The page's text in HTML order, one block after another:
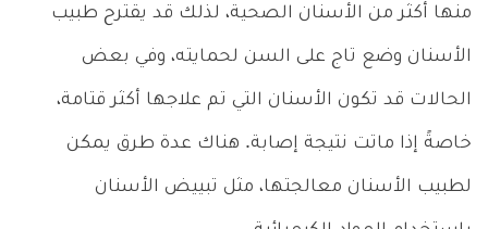
منها أكثر من الأسنان الصحية، لذلك قد يقترح طبيب
الأسنان وضع تاج على السن لحمايته، وفي بعض
الحالات قد تكون الأسنان التي تم علاجها أكثر قتامة،
خاصةً إذا ماتت نتيجة إصابة. هناك عدة طرق يمكن
لطبيب الأسنان معالجتها، مثل تبييض الأسنان